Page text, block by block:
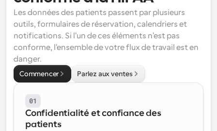
Les données des patients passent par plusieurs
outils, formulaires de réservation, calendriers et
notifications. Si l'un de ces éléments n'est pas
conforme, l'ensemble de votre flux de travail est en
danger.
Commencer Parlez aux ventes
01
Confidentialité et confiance des
patients